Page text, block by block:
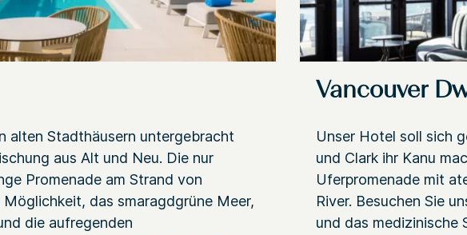
alten Stadthäusern untergebracht
aus Alt und Neu. Die nur
Promenade am Strand von
das smaragdgrüne Meer,
die aufregenden
Vancouver
Unser Hotel soll sich
und Clark ihr Kanu
Uferpromenade mit
River. Besuchen Sie
und das medizinische